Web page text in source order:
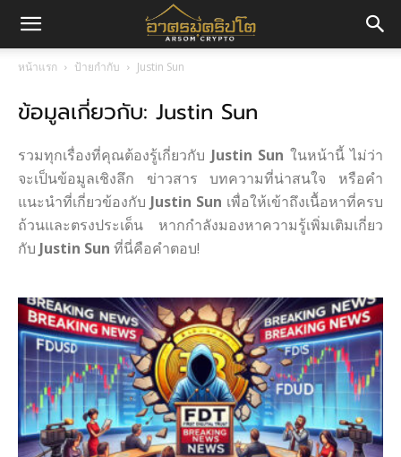
มค
ปโต
หน้าแรก ป้ายกำกับ Justin Sun
ข้อมูลเกี่ยวกับ: Justin Sun
รวมทุกเรื่องที่คุณต้องรู้เกี่ยวกับ Justin Sun ในหน้านี้ ไม่ว่า
จะเป็นข้อมูลเชิงลึก ข่าวสาร บทความที่น่าสนใจ หรือคำ
แนะนำที่เกี่ยวข้องกับ Justin Sun เพื่อให้เข้าถึงเนื้อหาที่ครบ
ถ้วนและตรงประเด็น หากกำลังมองหาความรู้เพิ่มเติมเกี่ยว
กับ Justin Sun ที่นี่คือคำตอบ!